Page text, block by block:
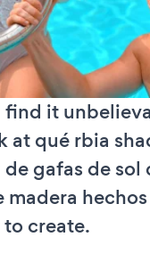
find it
at qué rbia
gafas de sol
madera
create.